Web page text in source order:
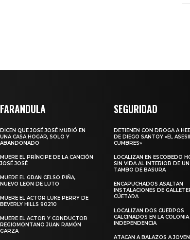
FARANDULA
DICEN QUE JOSÉ JOSÉ MURIÓ EN
UNA CASA HOGAR, SOLO Y
ABANDONADO
MUERE EL PRÍNCIPE DE LA CANCIÓN
JOSÉ JOSÉ
MUERE EL GRAN CELSO PIÑA,
NUEVO LEÓN DE LUTO
MUERE EL ACTOR LUKE PERRY DE
BEVERLY HILLS 90210
MUERE EL ACTOR Y CONDUCTOR
REGIOMONTANO JUAN RAMÓN
GARZA
SEGURIDAD
DETIENEN CON DROGA A
DE DIEGO SANTOY «EL
CUMBRES»
LOCALIZAN EN ESCOBEDO
SIN VIDA AL INTERIOR DE UN
TAMBO DE BASURA
ENCAPUCHADOS ASALTAN
INSTALACIONES DE
CÚETARA
LOCALIZAN DOS CUERPOS
CALCINADOS EN LA COLONIA
INDEPENDENCIA
ATACAN A BALAZOS A JOVEN